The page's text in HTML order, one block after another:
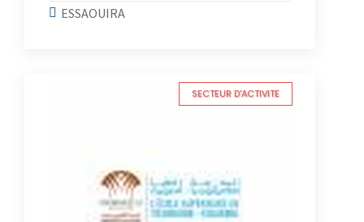
ESSAOUIRA
SECTEUR D'ACTIVITE